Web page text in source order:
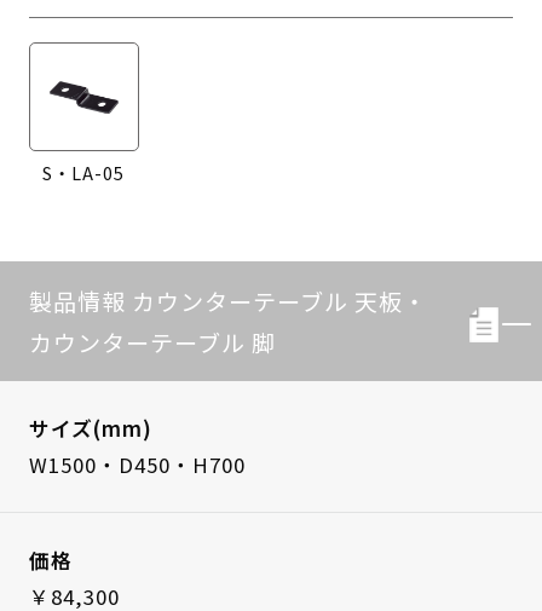
S・LA-05
製品情報 カウンターテーブル 天板・
カウンターテーブル 脚
サイズ(mm)
W1500・D450・H700
価格
￥84,300